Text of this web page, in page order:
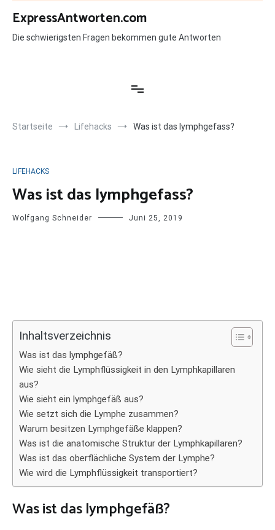
Zum
Inhalt
springen
ExpressAntworten.com
Die schwierigsten Fragen bekommen gute Antworten
Startseite Lifehacks Was ist das lymphgefass?
LIFEHACKS
Was ist das lymphgefass?
Wolfgang Schneider Juni 25, 2019
Inhaltsverzeichnis
Was ist das lymphgefäß?
Wie sieht die Lymphflüssigkeit in den Lymphkapillaren
aus?
Wie sieht ein lymphgefäß aus?
Wie setzt sich die Lymphe zusammen?
Warum besitzen Lymphgefäße klappen?
Was ist die anatomische Struktur der Lymphkapillaren?
Was ist das oberflächliche System der Lymphe?
Wie wird die Lymphflüssigkeit transportiert?
Was ist das lymphgefäß?